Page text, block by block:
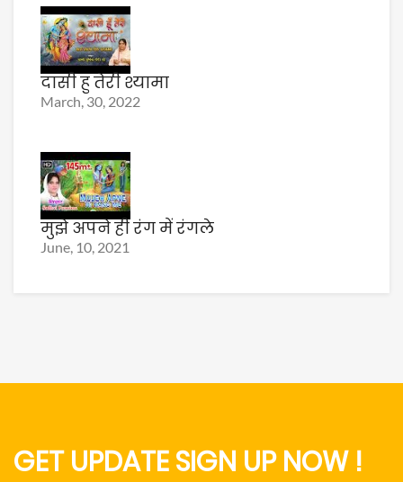
दासी हु तेरी श्यामा
March, 30, 2022
मुझे अपने ही रंग में रंगले
June, 10, 2021
GET UPDATE SIGN UP NOW !